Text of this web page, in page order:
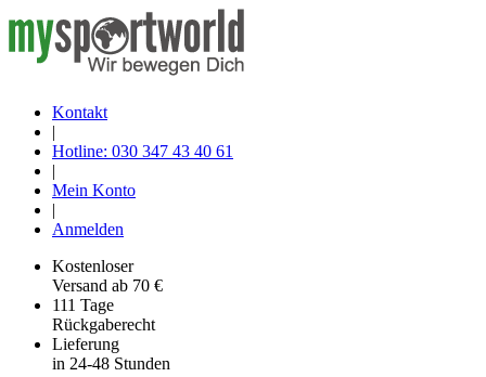
Kontakt
|
Hotline: 030 347 43 40 61
|
Mein Konto
|
Anmelden
Kostenloser
Versand ab 70 €
111 Tage
Rückgaberecht
Lieferung
in 24-48 Stunden